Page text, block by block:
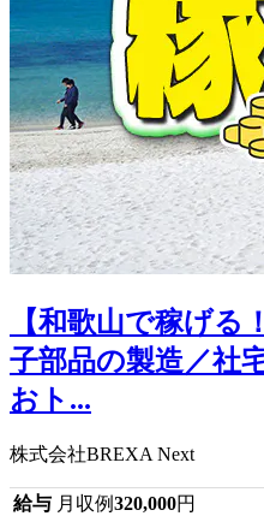
【和歌山で稼げる
子部品の製造／社
おト...
株式会社BREXA Next
給与 月収例320,000円